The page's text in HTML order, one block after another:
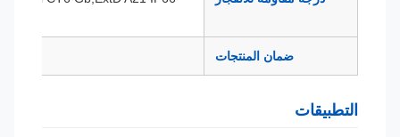
ضمان المنتجات
التطبيقات